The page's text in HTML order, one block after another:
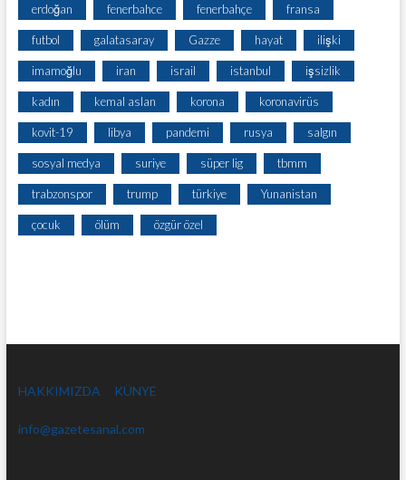
erdoğan fenerbahce fenerbahçe fransa
futbol galatasaray Gazze hayat ilişki
imamoğlu iran israil istanbul işsizlik
kadın kemal aslan korona koronavirüs
kovit-19 libya pandemi rusya salgın
sosyal medya suriye süper lig tbmm
trabzonspor trump türkiye Yunanistan
çocuk ölüm özgür özel
HAKKIMIZDA KÜNYE
info@gazetesanal.com